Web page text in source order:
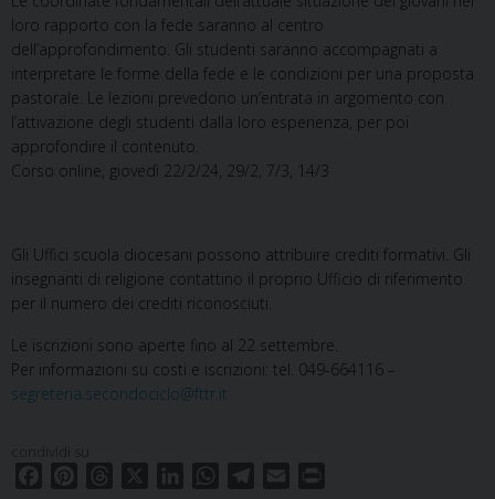
loro rapporto con la fede saranno al centro
dell’approfondimento. Gli studenti saranno accompagnati a
interpretare le forme della fede e le condizioni per una proposta
pastorale. Le lezioni prevedono un’entrata in argomento con
l’attivazione degli studenti dalla loro esperienza, per poi
approfondire il contenuto.
Corso online, giovedì 22/2/24, 29/2, 7/3, 14/3
Gli Uffici scuola diocesani possono attribuire crediti formativi. Gli
insegnanti di religione contattino il proprio Ufficio di riferimento
per il numero dei crediti riconosciuti.
Le iscrizioni sono aperte fino al 22 settembre.
Per informazioni su costi e iscrizioni: tel. 049-664116 –
segreteria.secondociclo@fttr.it
condividi su
W